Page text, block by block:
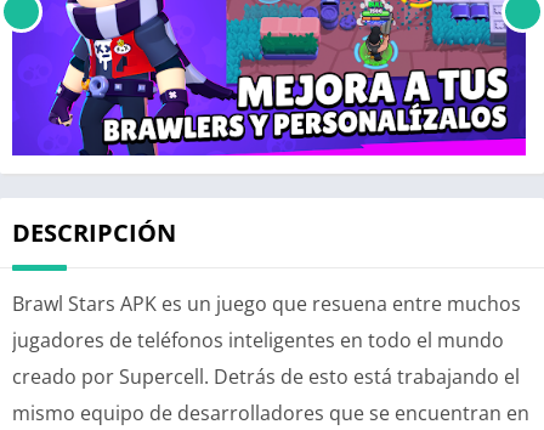
DESCRIPCIÓN
Brawl Stars APK es un juego que resuena entre muchos
jugadores de teléfonos inteligentes en todo el mundo
creado por Supercell. Detrás de esto está trabajando el
mismo equipo de desarrolladores que se encuentran en